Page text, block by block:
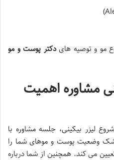
مو و توصیه هایدکتر پوست و مو
مشاوره اهمیت
لیزر بیکینی، جلسه مشاوره با
وضعیت پوست و موهای شما را
می کند. همچنین از شما درباره